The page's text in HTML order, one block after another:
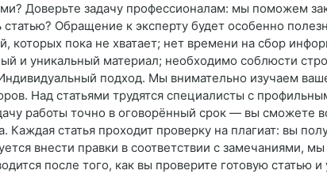
Доверьте задачу профессионалам: мы поможем
статью? Обращение к эксперту будет особенно
которых пока не хватает; нет времени на сбор
и уникальный материал; необходимо соблюсти
подход. Мы внимательно изучаем
Над статьями трудятся специалисты с
работы точно в оговорённый срок — вы сможете
Каждая статья проходит проверку на плагиат: вы
внести правки в соответствии с замечаниями,
после того, как вы проверите готовую статью